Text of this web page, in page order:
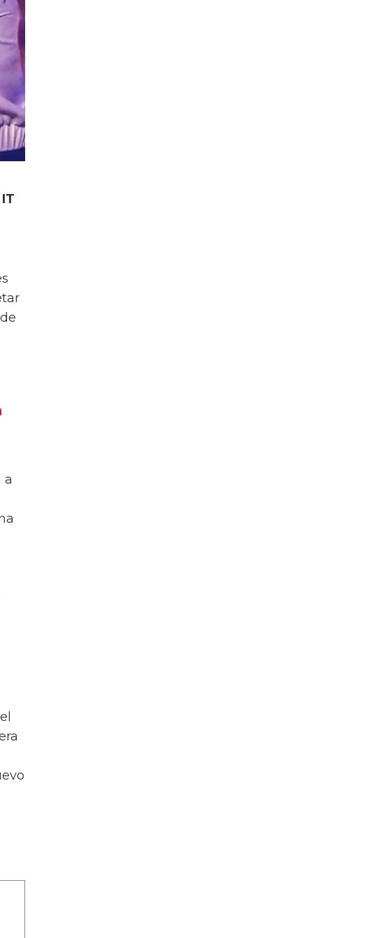
a